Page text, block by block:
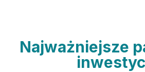
Najważniejsze